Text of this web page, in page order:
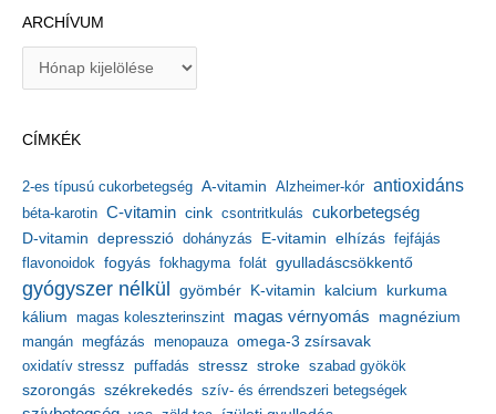
ARCHÍVUM
í
u
m
CÍMKÉK
2-es típusú cukorbetegség A-vitamin Alzheimer-kór antioxidáns
béta-karotin C-vitamin cink csontritkulás cukorbetegség
D-vitamin depresszió dohányzás E-vitamin elhízás fejfájás
flavonoidok fogyás fokhagyma folát gyulladáscsökkentő
gyógyszer nélkül gyömbér K-vitamin kalcium kurkuma
kálium magas koleszterinszint magas vérnyomás magnézium
mangán megfázás menopauza omega-3 zsírsavak
oxidatív stressz puffadás stressz stroke szabad gyökök
szorongás székrekedés szív- és érrendszeri betegségek